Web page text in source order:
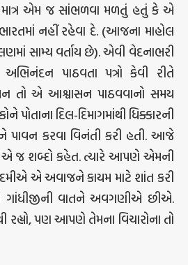
માત્ર એમ જ સાંભળવા મળતું હતું કે એ
નહીં રહેવા દે. (આજના માહોલ
સામ્ય વર્તાય છે). એવી વેદનાભરી
અભિનંદન પાઠવતા પત્રો કેવી રીતે
તો એ આશ્વાસન પાઠવવાનો સમય
પોતાના દિલ-દિમાગમાંથી ધિક્કારની
પાવન કરવા વિનંતી કરી હતી. આજે
જ શબ્દો કહેત. ત્યારે આપણે એમની
એ અવાજને કાયમ માટે શાંત કરી
વાતને અવગણીએ છીએ.
રહ્યો, પણ આપણે તેમના વિચારોના તો